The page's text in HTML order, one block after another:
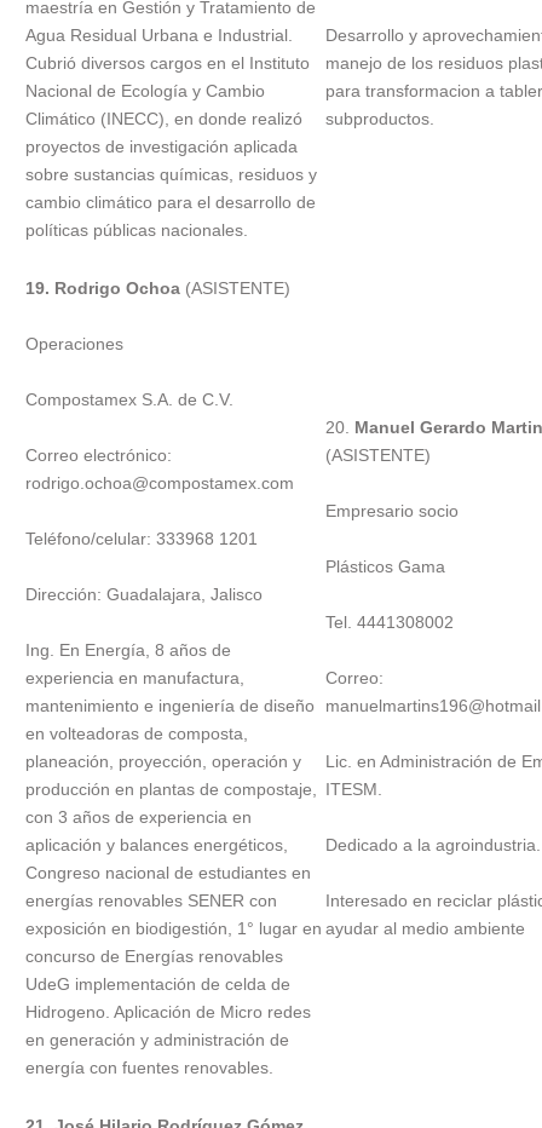
maestría en Gestión y Tratamiento de
Agua Residual Urbana e Industrial.
Cubrió diversos cargos en el Instituto
Nacional de Ecología y Cambio
Climático (INECC), en donde realizó
proyectos de investigación aplicada
sobre sustancias químicas, residuos y
cambio climático para el desarrollo de
políticas públicas nacionales.
Desarrollo y
manejo de los residuos
para transformacion a
subproductos.
19. Rodrigo Ochoa (ASISTENTE)
Operaciones
Compostamex S.A. de C.V.
Correo electrónico:
rodrigo.ochoa@compostamex.com
Teléfono/celular: 333968 1201
Dirección: Guadalajara, Jalisco
Ing. En Energía, 8 años de
experiencia en manufactura,
mantenimiento e ingeniería de diseño
en volteadoras de composta,
planeación, proyección, operación y
producción en plantas de compostaje,
con 3 años de experiencia en
aplicación y balances energéticos,
Congreso nacional de estudiantes en
energías renovables SENER con
exposición en biodigestión, 1° lugar en
concurso de Energías renovables
UdeG implementación de celda de
Hidrogeno. Aplicación de Micro redes
en generación y administración de
energía con fuentes renovables.
20. Manuel Gerardo
(ASISTENTE)
Empresario socio
Plásticos Gama
Tel. 4441308002
Correo:
Lic. en Administración de
ITESM.
Dedicado a la agroindustria.
Interesado en reciclar
ayudar al medio ambiente